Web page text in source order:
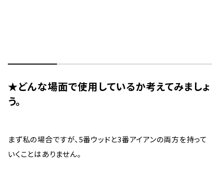
★どんな場面で使用しているか考えてみましょ
う。
まず私の場合ですが、5番ウッドと3番アイアンの両方を持って
いくことはありません。